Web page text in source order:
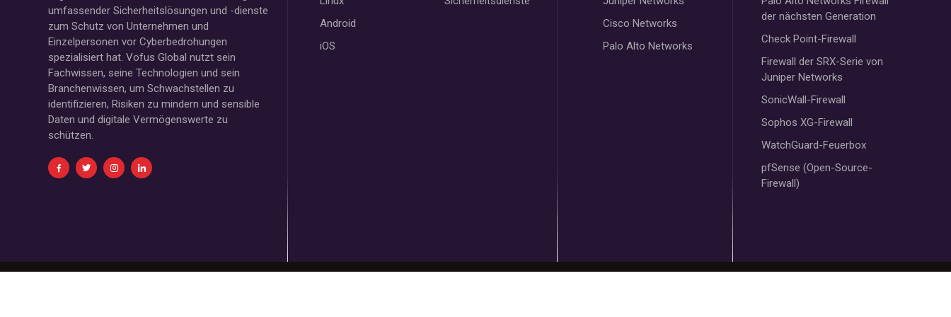
umfassender Sicherheitslösungen und -dienste
zum Schutz von Unternehmen und
Einzelpersonen vor Cyberbedrohungen
spezialisiert hat. Vofus Global nutzt sein
Fachwissen, seine Technologien und sein
Branchenwissen, um Schwachstellen zu
identifizieren, Risiken zu mindern und sensible
Daten und digitale Vermögenswerte zu
schützen.
Android
iOS
Cisco Networks
Palo Alto Networks
der nächsten Generation
Check Point-Firewall
Firewall der SRX-Serie von
Juniper Networks
SonicWall-Firewall
Sophos XG-Firewall
WatchGuard-Feuerbox
pfSense (Open-Source-
Firewall)